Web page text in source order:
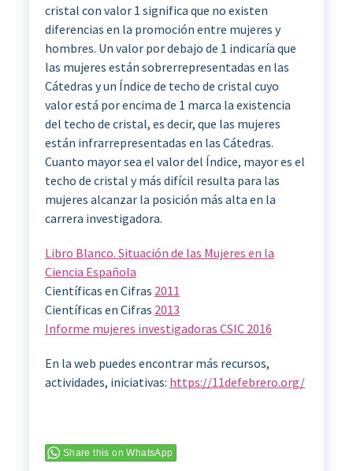
cristal con valor 1 significa que no existen
diferencias en la promoción entre mujeres y
hombres. Un valor por debajo de 1 indicaría que
las mujeres están sobrerrepresentadas en las
Cátedras y un Índice de techo de cristal cuyo
valor está por encima de 1 marca la existencia
del techo de cristal, es decir, que las mujeres
están infrarrepresentadas en las Cátedras.
Cuanto mayor sea el valor del Índice, mayor es el
techo de cristal y más difícil resulta para las
mujeres alcanzar la posición más alta en la
carrera investigadora.
Libro Blanco. Situación de las Mujeres en la
Ciencia Española
Científicas en Cifras 2011
Científicas en Cifras 2013
Informe mujeres investigadoras CSIC 2016
En la web puedes encontrar más recursos,
actividades, iniciativas: https://11defebrero.org/
Share this on WhatsApp